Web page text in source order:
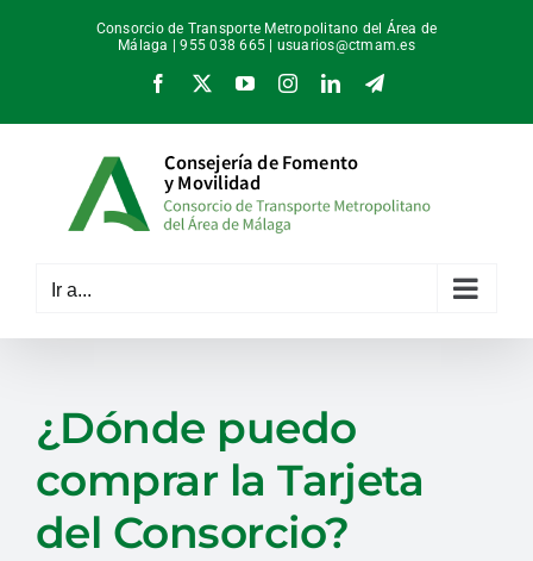
Consorcio de Transporte Metropolitano del Área de
Málaga | 955 038 665 | usuarios@ctmam.es
Facebook
X YouTubeInstagramLinkedInTelegram
Ir a...
¿Dónde puedo
comprar la Tarjeta
del Consorcio?